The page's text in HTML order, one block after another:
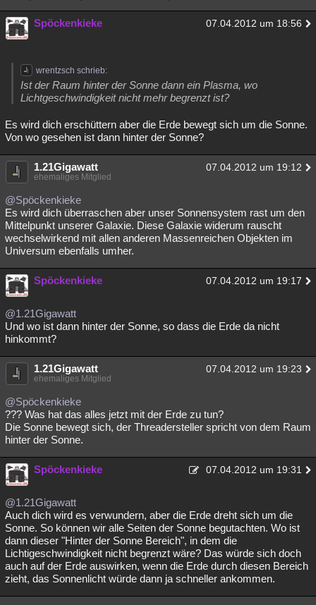
Spöckenkieke 07.04.2012 um 18:56
wrentzsch schrieb:
Ist der Raum hinter der Sonne dann ein Plasma, wo
Lichtgeschwindigkeit nicht mehr begrenzt ist?
Es wird dich erschüttern aber die Erde bewegt sich um die Sonne.
Von wo gesehen ist dann hinter der Sonne?
1.21Gigawatt 07.04.2012 um 19:12
ehemaliges Mitglied
@Spöckenkieke
Es wird dich überraschen aber unser Sonnensystem rast um den
Mittelpunkt unserer Galaxie. Diese Galaxie widerum rauscht
wechselwirkend mit allen anderen Massenreichen Objekten im
Universum ebenfalls umher.
Spöckenkieke 07.04.2012 um 19:17
@1.21Gigawatt
Und wo ist dann hinter der Sonne, so dass die Erde da nicht
hinkommt?
1.21Gigawatt 07.04.2012 um 19:23
ehemaliges Mitglied
@Spöckenkieke
??? Was hat das alles jetzt mit der Erde zu tun?
Die Sonne bewegt sich, der Threadersteller spricht von dem Raum
hinter der Sonne.
Spöckenkieke 07.04.2012 um 19:31
@1.21Gigawatt
Auch dich wird es verwundern, aber die Erde dreht sich um die
Sonne. So können wir alle Seiten der Sonne begutachten. Wo ist
dann dieser "Hinter der Sonne Bereich", in dem die
Lichtigeschwindigkeit nicht begrenzt wäre? Das würde sich doch
auch auf der Erde auswirken, wenn die Erde durch diesen Bereich
zieht, das Sonnenlicht würde dann ja schneller ankommen.